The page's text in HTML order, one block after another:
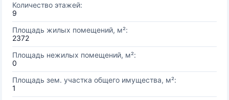
Количество этажей:
9
Площадь жилых помещений, м²:
2372
Площадь нежилых помещений, м²:
0
Площадь зем. участка общего имущества, м²:
1